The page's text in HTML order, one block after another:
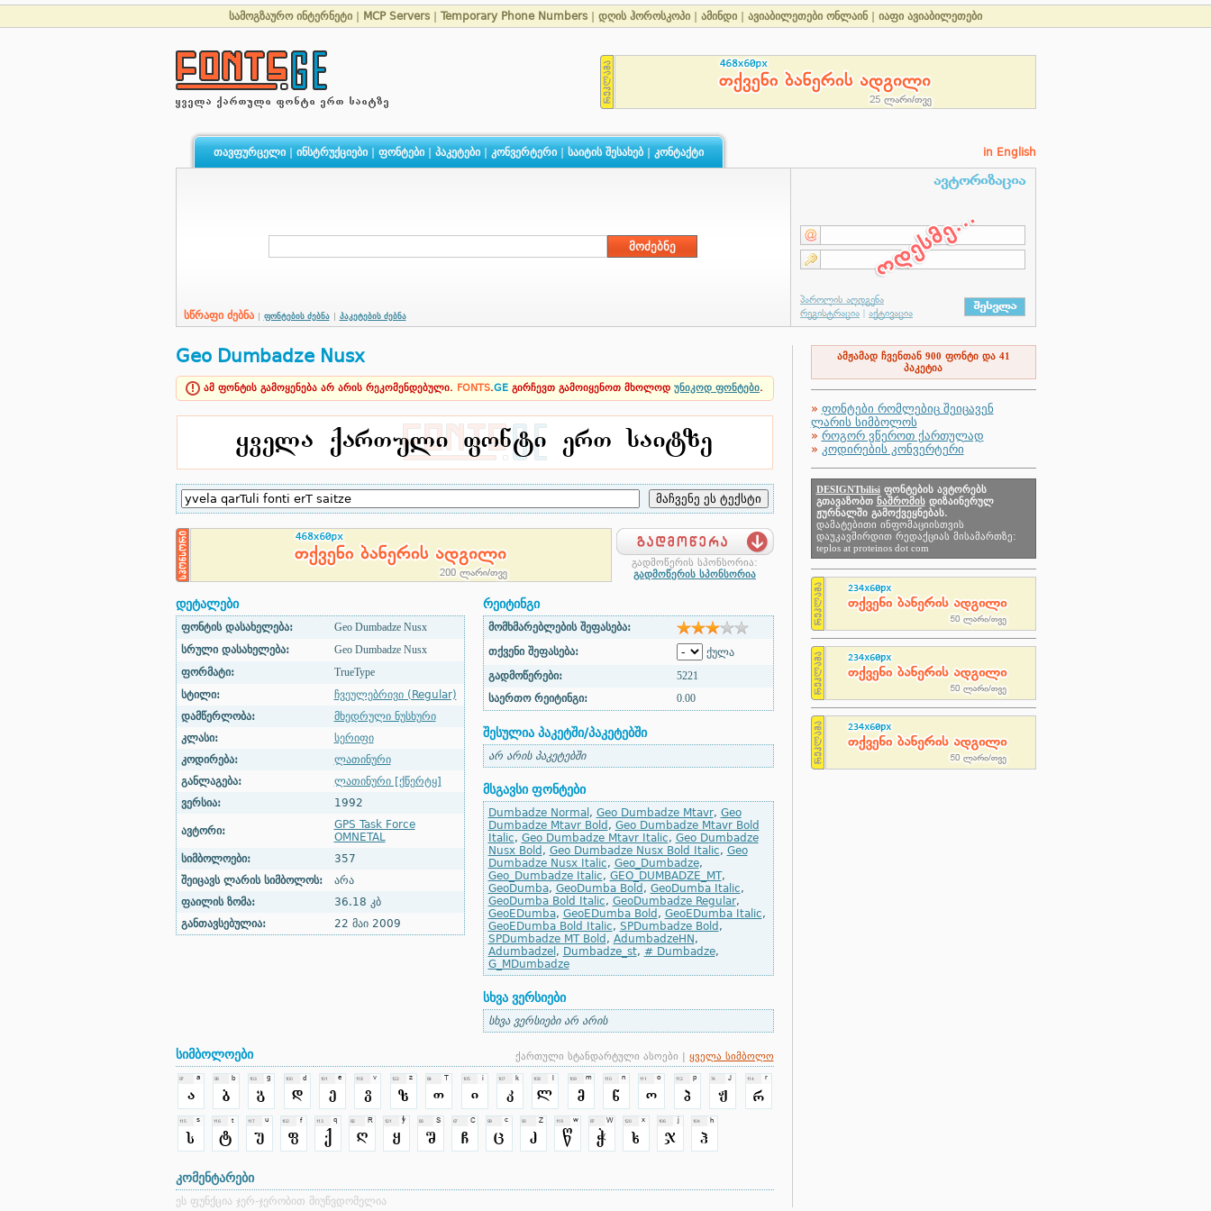
სამოგზაურო ინტერნეტი MCP Servers Temporary Phone Numbers დღის ჰოროსკოპი ამინდი ავიაბილეთები ონლაინ იაფი ავიაბილეთები
თავფურცელი| ინსტრუქციები| ფონტები| პაკეტები| კონვერტერი| საიტის შესახებ| კონტაქტი in English
სწრაფი ძებნა ფონტების ძებნა პაკეტების ძებნა
Geo Dumbadze Nusx
ამ ფონტის გამოყენება არ არის რეკომენდებული. FONTS.GE გირჩევთ გამოიყენოთ მხოლოდ უნიკოდ ფონტები.
გადმოწერის სპონსორია:
გადმოწერის სპონსორია
დეტალები
ფონტის დასახელება:
Geo Dumbadze Nusx
სრული დასახელება:
Geo Dumbadze Nusx
ფორმატი:
TrueType
სტილი:
ჩვეულებრივი (Regular)
დამწერლობა:
მხედრული ნუსხური
კლასი:
სერიფი
კოდირება:
ლათინური
განლაგება:
ლათინური [ქწერტყ]
ვერსია:
1992
ავტორი:
GPS Task Force
OMNETAL
სიმბოლოები:
357
შეიცავს ლარის სიმბოლოს:
არა
ფაილის ზომა:
36.18 კბ
განთავსებულია:
22 მაი 2009
რეიტინგი
მომხმარებლების შეფასება:
თქვენი შეფასება:
ქულა
გადმოწერები:
5221
საერთო რეიტინგი:
0.00
შესულია პაკეტში/პაკეტებში
არ არის პაკეტებში
მსგავსი ფონტები
Dumbadze Normal , Geo Dumbadze Mtavr, Geo
Dumbadze Mtavr Bold , Geo Dumbadze Mtavr Bold
Italic, Geo Dumbadze Mtavr Italic, Geo Dumbadze
Nusx Bold , Geo Dumbadze Nusx Bold Italic, Geo
Dumbadze Nusx Italic, Geo_Dumbadze,
Geo_Dumbadze Italic, GEO_DUMBADZE_MT,
GeoDumba, GeoDumba Bold , GeoDumba Italic,
GeoDumba Bold Italic, GeoDumbadze Regular,
GeoEDumba, GeoEDumba Bold , GeoEDumba Italic,
GeoEDumba Bold Italic, SPDumbadze Bold ,
SPDumbadze MT Bold , AdumbadzeHN ,
Adumbadzel , Dumbadze_st, # Dumbadze,
G_MDumbadze
სხვა ვერსიები
სხვა ვერსიები არ არის
სიმბოლოები ქართული სტანდარტული ასოები | ყველა სიმბოლო
კომენტარები
ეს ფუნქცია ჯერ-ჯერობით მიუწვდომელია
ამჟამად ჩვენთან 900 ფონტი და 41
პაკეტია
» ფონტები რომლებიც შეიცავენ
ლარის სიმბოლოს
» როგორ ვწეროთ ქართულად
» კოდირების კონვერტერი
DESIGNTbilisiფონტების ავტორებს
გთავაზობთ ნაშრომისდიზაინერულ
ჟურნალში გამოქვეყნებას.
დამატებითი ინფომაციისთვის
დაუკავშირდით რედაქციას მისამართზე:
teplos at proteinos dot com